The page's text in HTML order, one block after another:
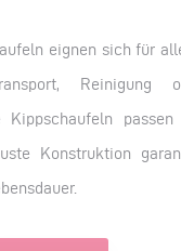
eignen sich für
Reinigung
Kippschaufeln
Konstruktion